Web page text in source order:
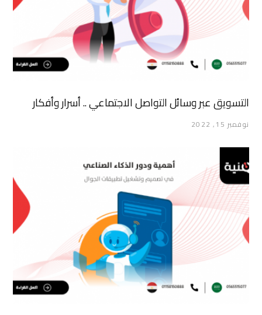
التسويق عبر وسائل التواصل الاجتماعي .. أسرار وأفكار
نوفمبر 15, 2022